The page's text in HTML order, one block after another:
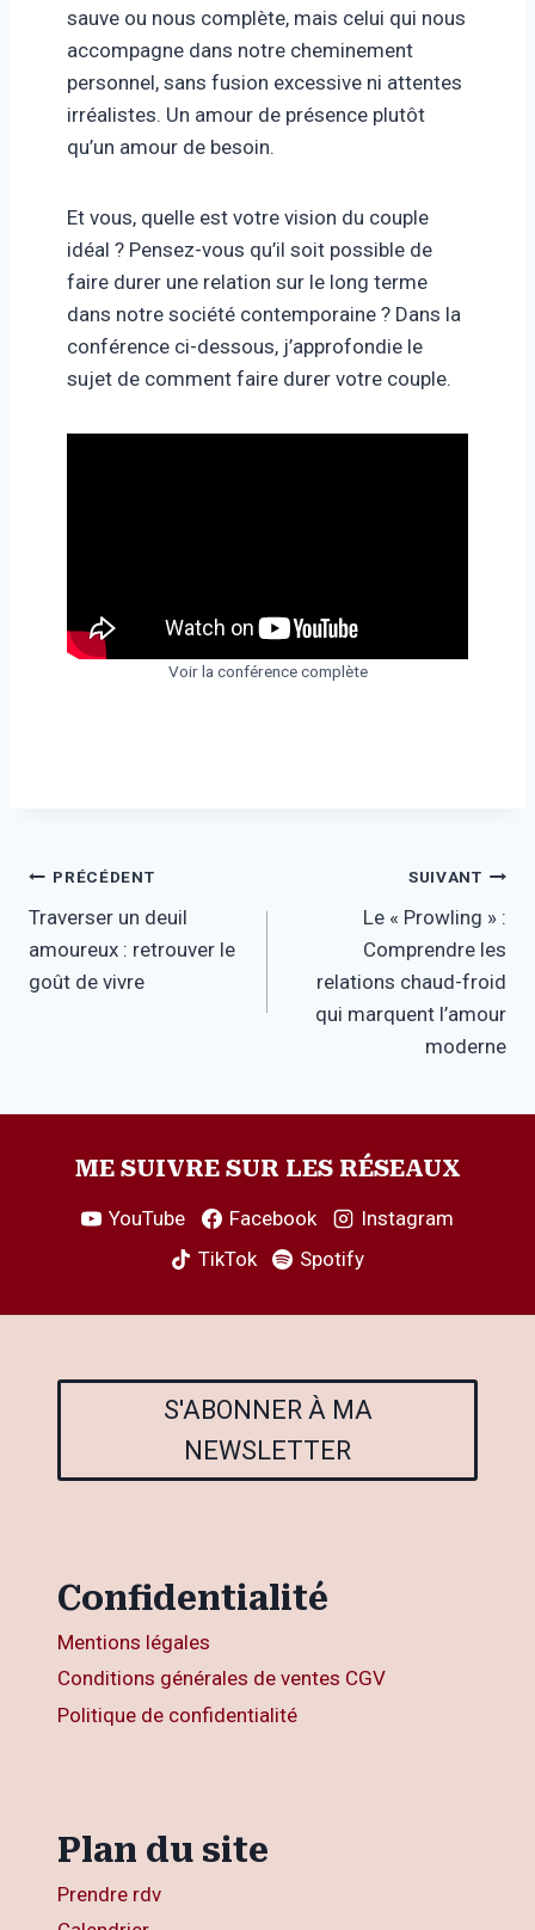
sauve ou nous complète, mais celui qui nous
accompagne dans notre cheminement
personnel, sans fusion excessive ni attentes
irréalistes. Un amour de présence plutôt
qu’un amour de besoin.
Et vous, quelle est votre vision du couple
idéal ? Pensez-vous qu’il soit possible de
faire durer une relation sur le long terme
dans notre société contemporaine ? Dans la
conférence ci-dessous, j’approfondie le
sujet de comment faire durer votre couple.
Voir la conférence complète
Navigation
de
l’article
PRÉCÉDENT
Traverser un deuil
amoureux : retrouver le
goût de vivre
SUIVANT
Le « Prowling » :
Comprendre les
relations chaud-froid
qui marquent l’amour
moderne
ME SUIVRE SUR LES RÉSEAUX
YouTube Facebook
Instagram
TikTok
Spotify
S'ABONNER À MA
NEWSLETTER
Confidentialité
Mentions légales
Conditions générales de ventes CGV
Politique de confidentialité
Plan du site
Prendre rdv